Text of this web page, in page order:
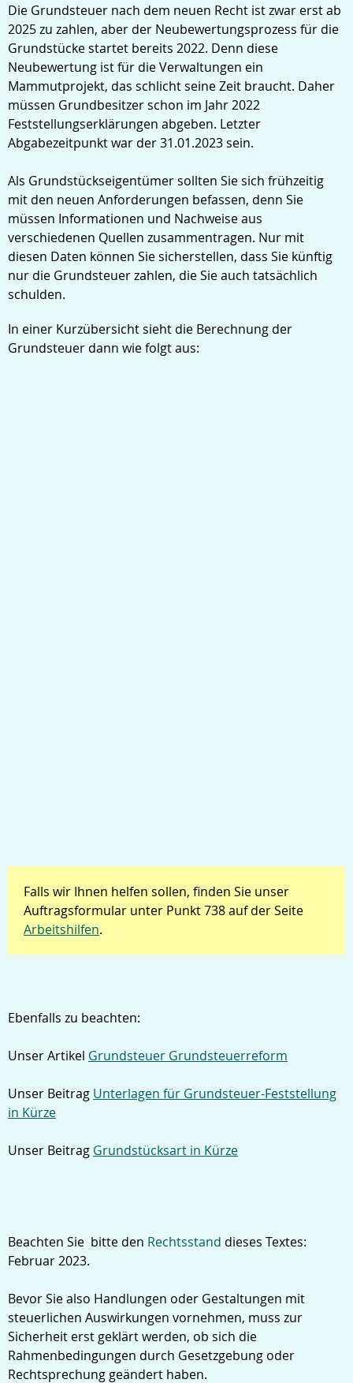
Die Grundsteuer nach dem neuen Recht ist zwar erst ab
2025 zu zahlen, aber der Neubewertungsprozess für die
Grundstücke startet bereits 2022. Denn diese
Neubewertung ist für die Verwaltungen ein
Mammutprojekt, das schlicht seine Zeit braucht. Daher
müssen Grundbesitzer schon im Jahr 2022
Feststellungserklärungen abgeben. Letzter
Abgabezeitpunkt war der 31.01.2023 sein.
Als Grundstückseigentümer sollten Sie sich frühzeitig
mit den neuen Anforderungen befassen, denn Sie
müssen Informationen und Nachweise aus
verschiedenen Quellen zusammentragen. Nur mit
diesen Daten können Sie sicherstellen, dass Sie künftig
nur die Grundsteuer zahlen, die Sie auch tatsächlich
schulden.
In einer Kurzübersicht sieht die Berechnung der
Grundsteuer dann wie folgt aus:
Falls wir Ihnen helfen sollen, finden Sie unser
Auftragsformular unter Punkt 738 auf der Seite
Arbeitshilfen.
Ebenfalls zu beachten:
Unser Artikel Grundsteuer Grundsteuerreform
Unser Beitrag Unterlagen für Grundsteuer-Feststellung
in Kürze
Unser Beitrag Grundstücksart in Kürze
Beachten Sie bitte den Rechtsstand dieses Textes:
Februar 2023.
Bevor Sie also Handlungen oder Gestaltungen mit
steuerlichen Auswirkungen vornehmen, muss zur
Sicherheit erst geklärt werden, ob sich die
Rahmenbedingungen durch Gesetzgebung oder
Rechtsprechung geändert haben.